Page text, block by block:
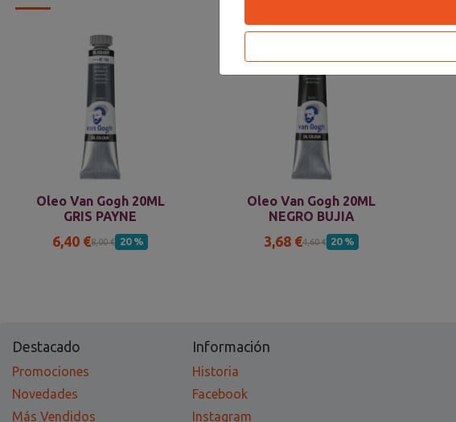
Oleo Van Gogh 20ML
GRIS PAYNE
6,40 €8,00 € 20 %
Oleo Van Gogh 20ML
NEGRO BUJIA
3,68 €4,60 € 20 %
Destacado
Promociones
Novedades
Más Vendidos
Información
Historia
Facebook
Instagram